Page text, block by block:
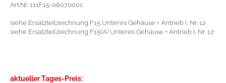
Art.Nr. 111F15-06070001
siehe Ersatzteilzeichnung F15 Unteres Gehäuse + Antrieb I, Nr. 12
siehe Ersatzteilzeichnung F15(A) Unteres Gehäuse + Antrieb I, Nr. 17
aktueller Tages-Preis: